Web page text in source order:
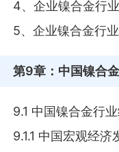
4、企业镍合金行
5、企业镍合金行
第9章 ：中国镍合
9.1 中国镍合金行
9.1.1 中国宏观经济